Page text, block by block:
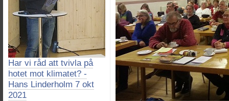
Har vi råd att tvivla på
hotet mot klimatet? -
Hans Linderholm 7 okt
2021